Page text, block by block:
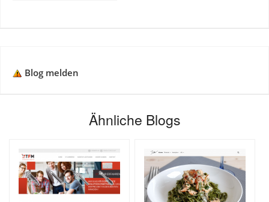
Blog melden
Ähnliche Blogs